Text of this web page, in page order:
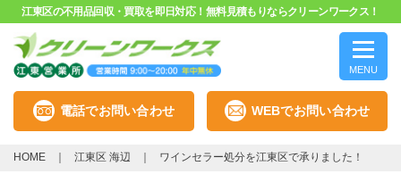
江東区の不用品回収・買取を即日対応！無料見積もりならクリーンワークス！
MENU
電話でお問い合わせ WEBでお問い合わせ
HOME 江東区 海辺 ワインセラー処分を江東区で承りました！